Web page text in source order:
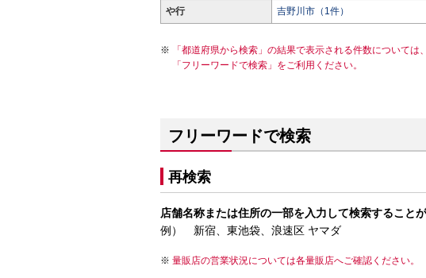
や行 吉野川市（1件）
「都道府県から検索」の結果で表示される件数について
「フリーワードで検索」をご利用ください。
フリーワードで検索
再検索
店舗名称または住所の一部を入力して検索することが
例） 新宿、東池袋、浪速区 ヤマダ
量販店の営業状況については各量販店へご確認ください。